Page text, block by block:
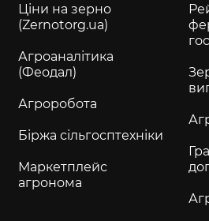
Ціни на зерно
(Zernotorg.ua)
Агроаналітика
(Феодал)
Агроробота
Біржа сільгосптехніки
Маркетплейс
агронома